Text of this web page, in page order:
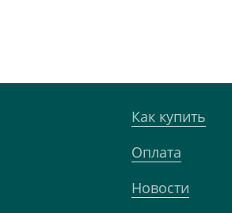
Как купить
Оплата
Новости